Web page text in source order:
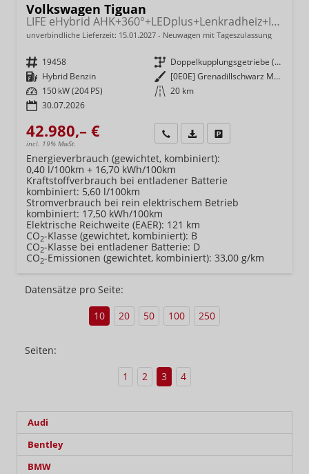
Volkswagen Tiguan
LIFE eHybrid AHK+360°+LEDplus+Lenkradheiz+IQ.Drive+ACC+AppConnect+eHeck
unverbindliche Lieferzeit: 15.01.2027 Neuwagen mit Tageszulassung
Fahrzeugnr. 19458 Getriebe
Doppelkupplungsgetriebe (DSG)
Kraftstoff Hybrid Benzin Außenfarbe
[0E0E] Grenadillschwarz Metallic
Leistung 150 kW (204 PS) Kilometerstand 20 km
30.07.2026
42.980,– €
incl. 19% MwSt.
Wir rufen Sie anFahrzeugexposé (PDF)
Energieverbrauch (gewichtet, kombiniert):
0,40 l/100km + 16,70 kWh/100km
Kraftstoffverbrauch bei entladener Batterie
kombiniert: 5,60 l/100km
Stromverbrauch bei rein elektrischem Betrieb
kombiniert: 17,50 kWh/100km
Elektrische Reichweite (EAER): 121 km
CO2-Klasse (gewichtet, kombiniert): B
CO2-Klasse bei entladener Batterie: D
CO2-Emissionen (gewichtet, kombiniert): 33,00 g/km
Datensätze pro Seite:
10
20 50 100 250
Seiten:
1
2 3 4
Audi
Bentley
BMW